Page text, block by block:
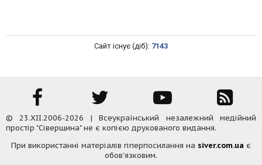
Сайт існує (діб): 7143
© 23.XII.2006-2026 | Всеукраїнський незалежний медійний
простір "Сіверщина" не є копією друкованого видання.
При використанні матеріалів гіперпосилання на siver.com.ua є
обов'язковим.